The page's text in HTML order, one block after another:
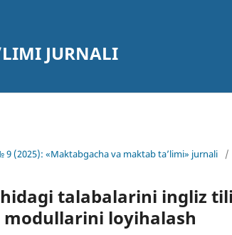
JURNALI
(2025): «Maktabgacha va maktab ta’limi» jurnali /
talabalarini ingliz
modullarini loyihalash